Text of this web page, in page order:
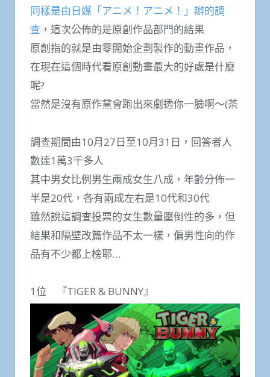
同樣是由日媒「アニメ！アニメ！」辦的調
查 ，這次公佈的是原創作品部門的結果
原創指的就是由零開始企劃製作的動畫作品，
在現在這個時代看原創動畫最大的好處是什麼
呢?
當然是沒有原作黨會跑出來劇透你一臉啊～(茶
調查期間由10月27日至10月31日，回答者人
數達1萬3千多人
其中男女比例男生兩成女生八成，年齡分佈一
半是20代，各有兩成左右是10代和30代
雖然說這調查投票的女生數量壓倒性的多，但
結果和隔壁改篇作品不太一樣，偏男性向的作
品有不少都上榜耶…
1位 『TIGER & BUNNY』